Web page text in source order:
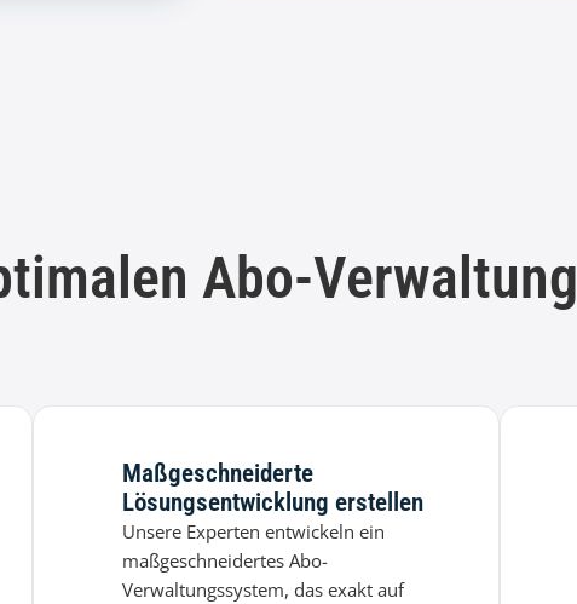
Abo-Verwaltung
Maßgeschneiderte
Lösungsentwicklung erstellen
Unsere Experten entwickeln ein
maßgeschneidertes Abo-
Verwaltungssystem, das exakt auf